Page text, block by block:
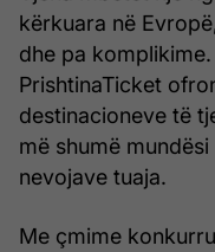
kërkuara në
dhe pa
PrishtinaTicket
destinacioneve të
më shumë
nevojave tuaja.
Me çmime